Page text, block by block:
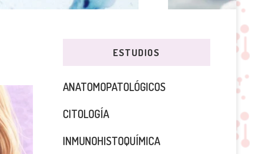
ESTUDIOS
ANATOMOPATOLÓGICOS
CITOLOGÍA
INMUNOHISTOQUÍMICA